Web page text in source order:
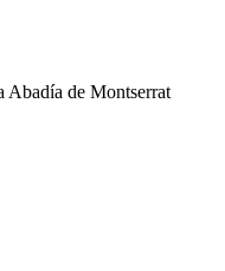
Abadía de Montserrat